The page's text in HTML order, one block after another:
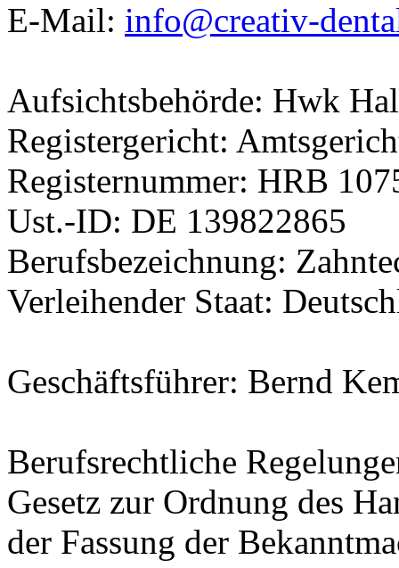
E-Mail: info@creativ-
Aufsichtsbehörde: Hwk
Registergericht:
Registernummer: HRB
Ust.-ID: DE 139822865
Berufsbezeichnung:
Verleihender Staat:
Geschäftsführer: Bernd
Berufsrechtliche
Gesetz zur Ordnung des
der Fassung der